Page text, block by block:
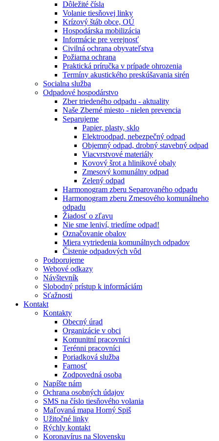
Dôležité čísla
Volanie tiesňovej linky
Krízový štáb obce, OÚ
Hospodárska mobilizácia
Informácie pre verejnosť
Civilná ochrana obyvateľstva
Požiarna ochrana
Praktická príručka v prípade ohrozenia
Termíny akustického preskúšavania sirén
Socialna služba
Odpadové hospodárstvo
Zber triedeného odpadu - aktuality
Naše Zberné miesto - nielen prevencia
Separujeme
Papier, plasty, sklo
Elektroodpad, nebezpečný odpad
Objemný odpad, drobný stavebný odpad
Viacvrstvové materiály
Kovový šrot a hlinikové obaly
Zmesový komunálny odpad
Zelený odpad
Harmonogram zberu Separovaného odpadu
Harmonogram zberu Zmesového komunálneho
odpadu
Žiadosť o zľavu
Nie sme leniví, triedíme odpad!
Označovanie obalov
Miera vytriedenia komunálnych odpadov
Čistenie odpadových vôd
Podporujeme
Webové odkazy
Návštevník
Slobodný prístup k informáciám
Sťažnosti
Kontakt
Kontakty
Obecný úrad
Organizácie v obci
Komunitní pracovníci
Terénni pracovníci
Poriadková služba
Farnosť
Zodpovedná osoba
Napíšte nám
Ochrana osobných údajov
SMS na číslo tiesňového volania
Maľovaná mapa Horný Spiš
Užitočné linky
Rýchly kontakt
Koronavírus na Slovensku